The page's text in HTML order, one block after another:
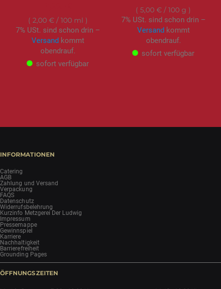
2,00 €/ 100 ml
7% USt. sind schon drin –
Versandkommt
obendrauf.
sofort verfügbar
5,00 € / 100 g
7% USt. sind schon drin –
Versandkommt
obendrauf.
sofort verfügbar
INFORMATIONEN
Catering
AGB
Zahlung und Versand
Verpackung
FAQS
Datenschutz
Widerrufsbelehrung
Kurzinfo Metzgerei Der Ludwig
Impressum
Pressemappe
Gewinnspiel
Karriere
Nachhaltigkeit
Barrierefreiheit
Grounding Pages
ÖFFNUNGSZEITEN